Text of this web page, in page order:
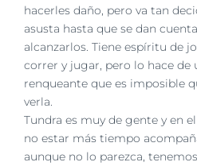
hacerles daño, pero va tan
asusta hasta que se dan
alcanzarlos. Tiene espíritu de
correr y jugar, pero lo hace de
renqueante que es imposible
verla.
Tundra es muy de gente y en
no estar más tiempo
aunque no lo parezca,